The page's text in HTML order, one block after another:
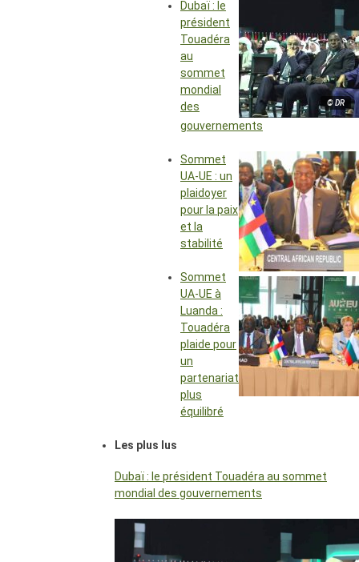
© DR
Dubaï : le
président
Touadéra
au
sommet
mondial
des
gouvernements
Sommet
UA-UE : un
plaidoyer
pour la paix
et la
stabilité
Sommet
UA-UE à
Luanda :
Touadéra
plaide pour
un
partenariat
plus
équilibré
Les plus lus
Dubaï : le président Touadéra au sommet
mondial des gouvernements